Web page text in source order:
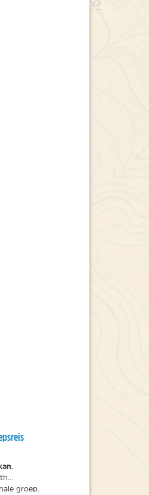
groep.